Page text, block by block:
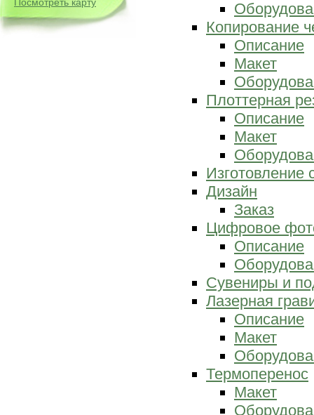
Копирование
Описание
Макет
Плоттерная
Описание
Макет
Изготовление
Дизайн
Заказ
Цифровое
Описание
Сувениры и
Лазерная
Описание
Макет
Термоперенос
Макет